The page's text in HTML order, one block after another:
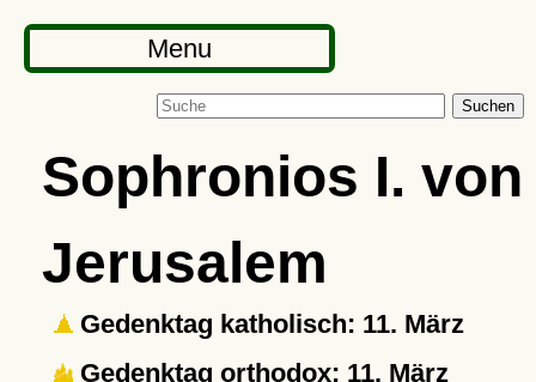
Menu
Suchen
Sophronios I. von
Jerusalem
Gedenktag katholisch: 11. März
Gedenktag orthodox: 11. März